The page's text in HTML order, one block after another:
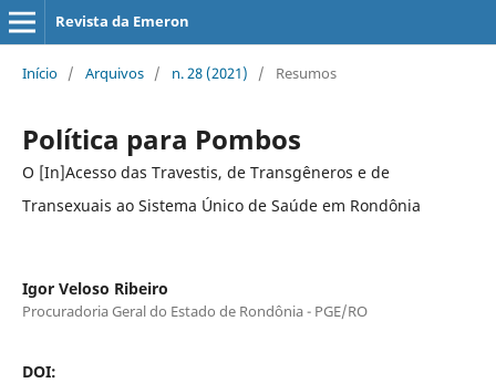
Revista da Emeron
Início / Arquivos / n. 28 (2021) / Resumos
Política para Pombos
O [In]Acesso das Travestis, de Transgêneros e de
Transexuais ao Sistema Único de Saúde em Rondônia
Igor Veloso Ribeiro
Procuradoria Geral do Estado de Rondônia - PGE/RO
DOI: